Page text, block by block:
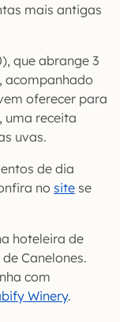
mais antigas
que abrange 3
acompanhado
oferecer para
uma receita
uvas.
de dia
no site se
hoteleira de
Canelones.
com
Winery.